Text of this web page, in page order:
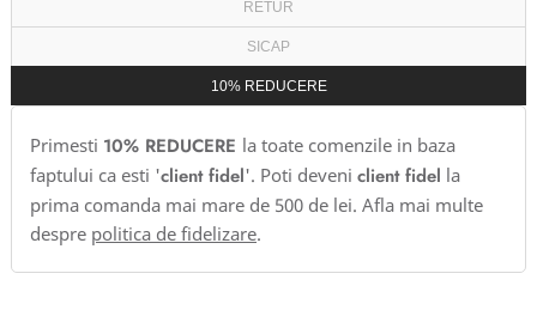
RETUR
SICAP
10% REDUCERE
Primesti 10% REDUCERE la toate comenzile in baza
faptului ca esti 'client fidel'. Poti deveni client fidel la
prima comanda mai mare de 500 de lei. Afla mai multe
despre politica de fidelizare.